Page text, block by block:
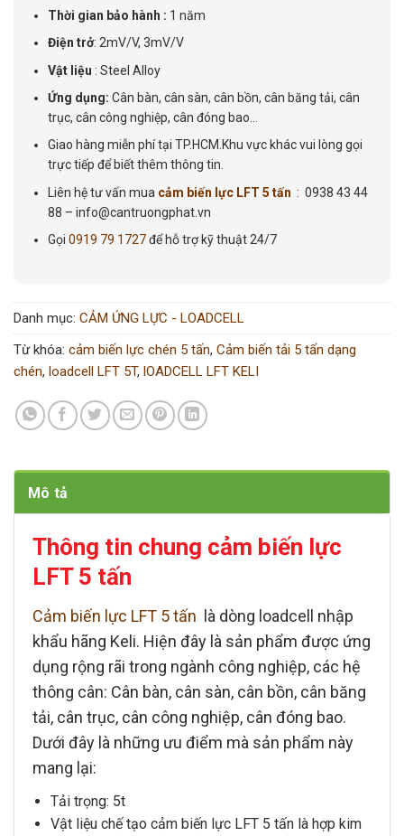
Thời gian bảo hành : 1 năm
Điện trở: 2mV/V, 3mV/V
Vật liệu : Steel Alloy
Ứng dụng:Cân bàn, cân sàn, cân bồn, cân băng tải, cân
trục, cân công nghiệp, cân đóng bao…
Giao hàng miễn phí tại TP.HCM.Khu vực khác vui lòng gọi
trực tiếp để biết thêm thông tin.
Liên hệ tư vấn mua cảm biến lực LFT 5 tấn : 0938 43 44
88 – info@cantruongphat.vn
Gọi0919 79 1727để hỗ trợ kỹ thuật 24/7
Danh mục: CẢM ỨNG LỰC - LOADCELL
Từ khóa: cảm biến lực chén 5 tấn, Cảm biến tải 5 tấn dạng
chén, loadcell LFT 5T, lOADCELL LFT KELI
Mô tả
Thông tin chung cảm biến lực
LFT 5 tấn
Cảm biến lực LFT 5 tấn là dòng loadcell nhập
khẩu hãng Keli. Hiện đây là sản phẩm được ứng
dụng rộng rãi trong ngành công nghiệp, các hệ
thông cân: Cân bàn, cân sàn, cân bồn, cân băng
tải, cân trục, cân công nghiệp, cân đóng bao.
Dưới đây là những ưu điểm mà sản phẩm này
mang lại:
Tải trọng: 5t
Vật liệu chế tạo cảm biến lực LFT 5 tấn là hợp kim